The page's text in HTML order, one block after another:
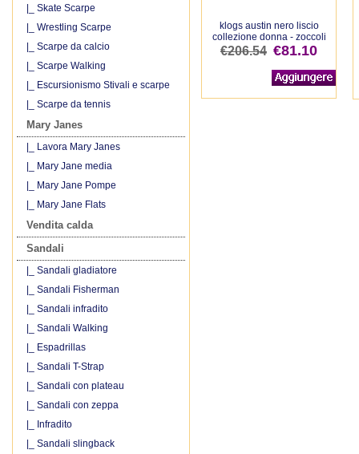
|_ Skate Scarpe
|_ Wrestling Scarpe
|_ Scarpe da calcio
|_ Scarpe Walking
|_ Escursionismo Stivali e scarpe
|_ Scarpe da tennis
Mary Janes
|_ Lavora Mary Janes
|_ Mary Jane media
|_ Mary Jane Pompe
|_ Mary Jane Flats
Vendita calda
Sandali
|_ Sandali gladiatore
|_ Sandali Fisherman
|_ Sandali infradito
|_ Sandali Walking
|_ Espadrillas
|_ Sandali T-Strap
|_ Sandali con plateau
|_ Sandali con zeppa
|_ Infradito
|_ Sandali slingback
klogs austin nero liscio
collezione donna - zoccoli
€206.54 €81.10